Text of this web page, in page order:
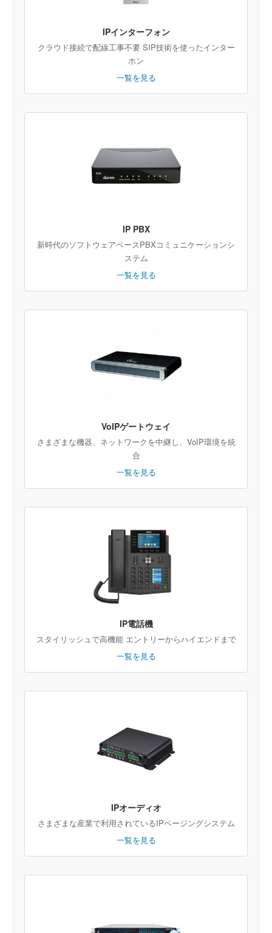
IPインターフォン
クラウド接続で配線工事不要 SIP技術を使ったインター
ホン
一覧を見る
IP PBX
新時代のソフトウェアベースPBXコミュニケーションシ
ステム
一覧を見る
VoIPゲートウェイ
さまざまな機器、ネットワークを中継し、VoIP環境を統
合
一覧を見る
IP電話機
スタイリッシュで高機能 エントリーからハイエンドまで
一覧を見る
IPオーディオ
さまざまな産業で利用されているIPページングシステム
一覧を見る